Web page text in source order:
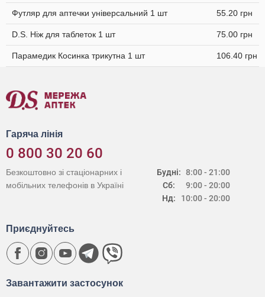
Футляр для аптечки універсальний 1 шт 55.20 грн
D.S. Ніж для таблеток 1 шт 75.00 грн
Парамедик Косинка трикутна 1 шт 106.40 грн
Гаряча лінія
0 800 30 20 60
Будні:
Сб:
Нд:
8:00 - 21:00
9:00 - 20:00
10:00 - 20:00
Безкоштовно зі стаціонарних і
мобільних телефонів в Україні
Завантажити застосунок
Приєднуйтесь